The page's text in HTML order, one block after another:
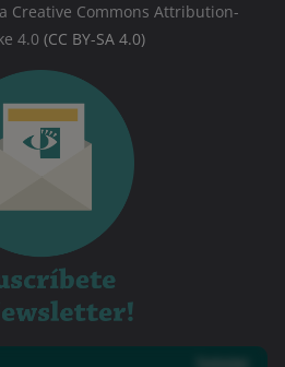
Creative Commons Attribution-
4.0 (CC BY-SA 4.0)